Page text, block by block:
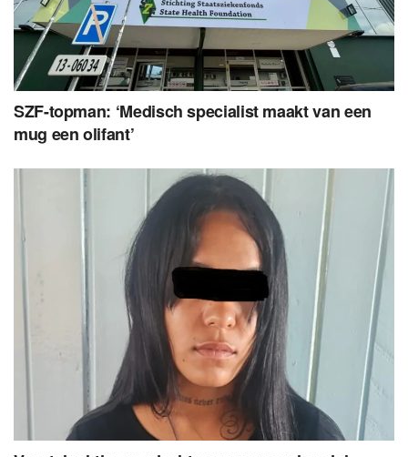
SZF-topman: ‘Medisch specialist maakt van een
mug een olifant’